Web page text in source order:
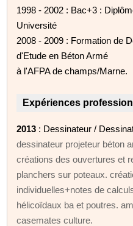
1998 - 2002 : Bac+3 :
Université
2008 - 2009 : Formation de
d'Etude en Béton Armé
à l'AFPA de champs/Marne.
Expériences
2013 : Dessinateur /
dessinateur projeteur béton
créations des ouvertures et
planchers sur poteaux.
individuelles+notes de
hélicoïdaux ba et poutres.
casemates culture.